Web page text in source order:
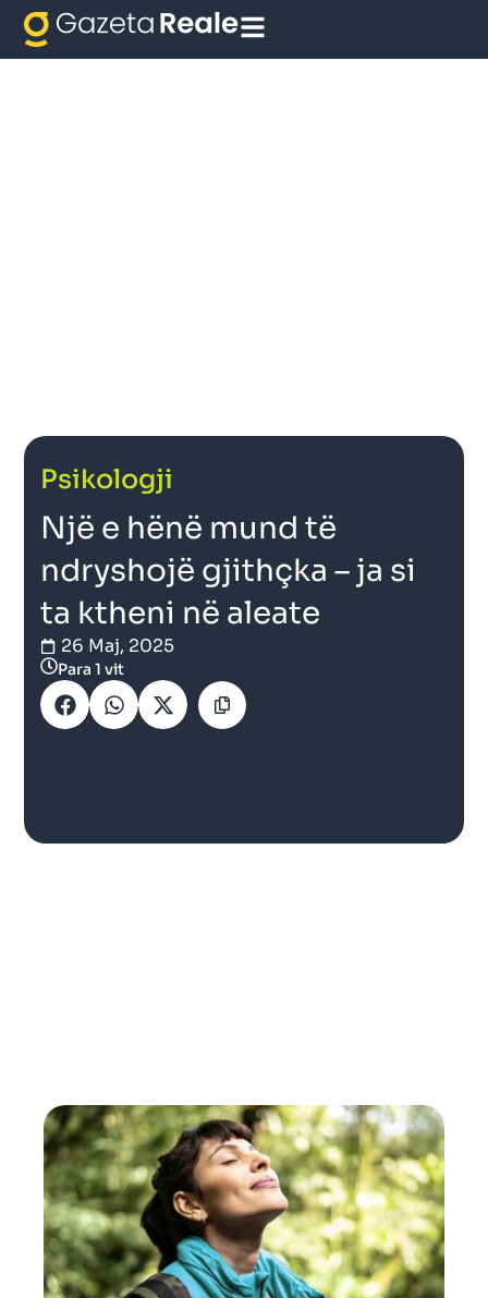
Psikologji
Një e hënë mund të
ndryshojë gjithçka – ja si
ta ktheni në aleate
26 Maj, 2025
Para 1 vit